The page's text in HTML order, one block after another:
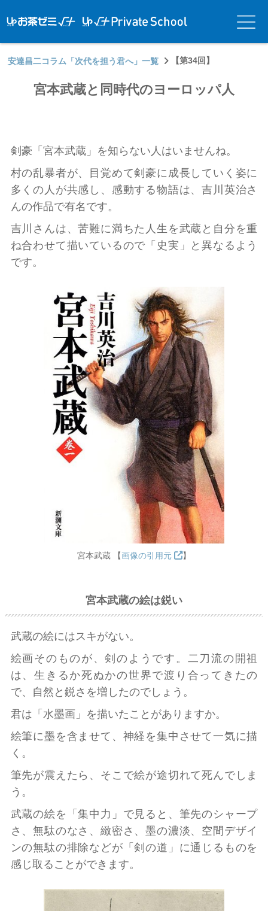
ミ√＋（ルー
（ルータス）PS
メニ
ュー
安達昌二コラム「次代を担う君へ」一覧 【第34回】
宮本武蔵と同時代のヨーロッパ人
剣豪「宮本武蔵」を知らない人はいませんね。
村の乱暴者が、目覚めて剣豪に成長していく姿に
多くの人が共感し、感動する物語は、吉川英治さ
んの作品で有名です。
吉川さんは、苦難に満ちた人生を武蔵と自分を重
ね合わせて描いているので「史実」と異なるよう
です。
宮本武蔵 【画像の引用元 】
宮本武蔵の絵は鋭い
武蔵の絵にはスキがない。
絵画そのものが、剣のようです。二刀流の開祖
は、生きるか死ぬかの世界で渡り合ってきたの
で、自然と鋭さを増したのでしょう。
君は「水墨画」を描いたことがありますか。
絵筆に墨を含ませて、神経を集中させて一気に描
く。
筆先が震えたら、そこで絵が途切れて死んでしま
う。
武蔵の絵を「集中力」で見ると、筆先のシャープ
さ、無駄のなさ、緻密さ、墨の濃淡、空間デザイ
ンの無駄の排除などが「剣の道」に通じるものを
感じ取ることができます。